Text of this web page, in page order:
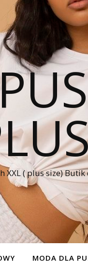
( plus size)
MODA DLA